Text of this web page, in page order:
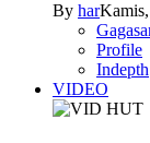
By har
Profile
Indepth
VIDEO